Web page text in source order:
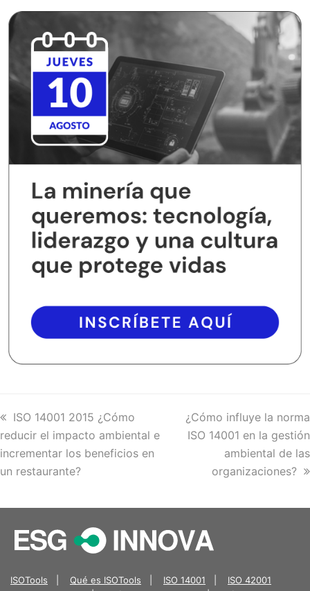
previous
post:
ISO 14001 2015 ¿Cómo
reducir el impacto ambiental e
incrementar los beneficios en
un restaurante?
next
post:
¿Cómo influye la norma
ISO 14001 en la gestión
ambiental de las
organizaciones?
ISOTools Qué es ISOTools ISO 14001
ISO 42001